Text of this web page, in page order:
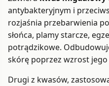
antybakteryjnym i
rozjaśnia przebarwienia
słońca, plamy starcze,
potrądzikowe.
skórę poprzez wzrost jego
Drugi z kwasów,